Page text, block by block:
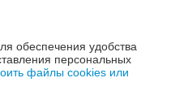
обеспечения удобства
персональных
файлы cookies или